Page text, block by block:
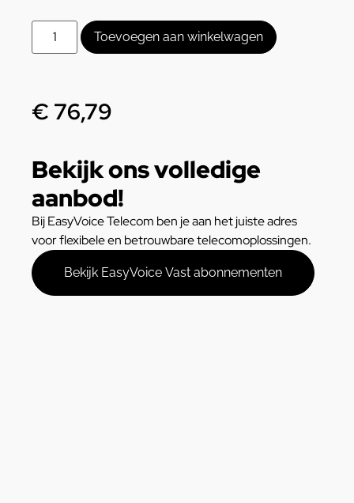
Toevoegen aan winkelwagen
€ 76,79
Bekijk ons volledige
aanbod!
Bij EasyVoice Telecom ben je aan het juiste adres
voor flexibele en betrouwbare telecomoplossingen.
Bekijk EasyVoice Vast abonnementen